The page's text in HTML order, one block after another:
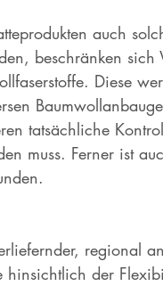
auch
beschränken sich
Diese
tatsächliche
muss. Ferner ist
regional
der